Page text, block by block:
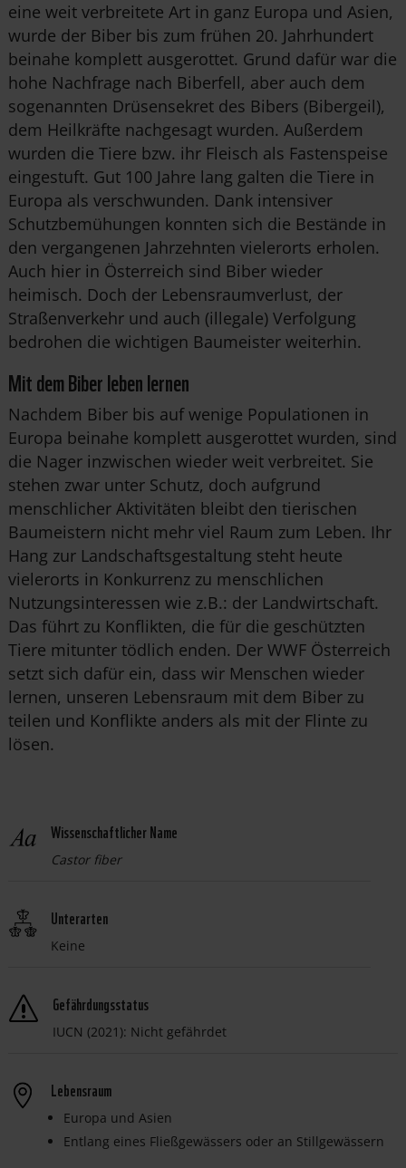
eine weit verbreitete Art in ganz Europa und Asien,
wurde der Biber bis zum frühen 20. Jahrhundert
beinahe komplett ausgerottet. Grund dafür war die
hohe Nachfrage nach Biberfell, aber auch dem
sogenannten Drüsensekret des Bibers (Bibergeil),
dem Heilkräfte nachgesagt wurden. Außerdem
wurden die Tiere bzw. ihr Fleisch als Fastenspeise
eingestuft. Gut 100 Jahre lang galten die Tiere in
Europa als verschwunden. Dank intensiver
Schutzbemühungen konnten sich die Bestände in
den vergangenen Jahrzehnten vielerorts erholen.
Auch hier in Österreich sind Biber wieder
heimisch. Doch der Lebensraumverlust, der
Straßenverkehr und auch (illegale) Verfolgung
bedrohen die wichtigen Baumeister weiterhin.
Mit dem Biber leben lernen
Nachdem Biber bis auf wenige Populationen in
Europa beinahe komplett ausgerottet wurden, sind
die Nager inzwischen wieder weit verbreitet. Sie
stehen zwar unter Schutz, doch aufgrund
menschlicher Aktivitäten bleibt den tierischen
Baumeistern nicht mehr viel Raum zum Leben. Ihr
Hang zur Landschaftsgestaltung steht heute
vielerorts in Konkurrenz zu menschlichen
Nutzungsinteressen wie z.B.: der Landwirtschaft.
Das führt zu Konflikten, die für die geschützten
Tiere mitunter tödlich enden. Der WWF Österreich
setzt sich dafür ein, dass wir Menschen wieder
lernen, unseren Lebensraum mit dem Biber zu
teilen und Konflikte anders als mit der Flinte zu
lösen.
Wissenschaftlicher Name
Castor fiber
Unterarten
Keine
s Gefährdungsstatus
IUCN (2021): Nicht gefährdet
Lebensraum
Europa und Asien
Entlang eines Fließgewässers oder an Stillgewässern